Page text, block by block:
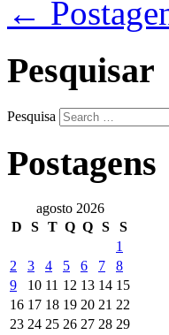
←
Pesquisar
Pesquisa
Postagens
agosto 2026
D
S T Q Q S
S
1
2
3 4 5 6 7
8
9
10 11 12 13 14 15
16 17 18 19 20 21 22
23 24 25 26 27 28 29